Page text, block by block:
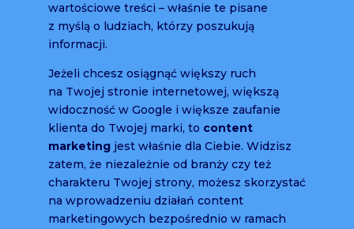
wartościowe treści – właśnie te pisane
z myślą o ludziach, którzy poszukują
informacji.
Jeżeli chcesz osiągnąć większy ruch
na Twojej stronie internetowej, większą
widoczność w Google i większe zaufanie
klienta do Twojej marki, to content
marketingjest właśnie dla Ciebie. Widzisz
zatem, że niezależnie od branży czy też
charakteru Twojej strony, możesz skorzystać
na wprowadzeniu działań content
marketingowych bezpośrednio w ramach